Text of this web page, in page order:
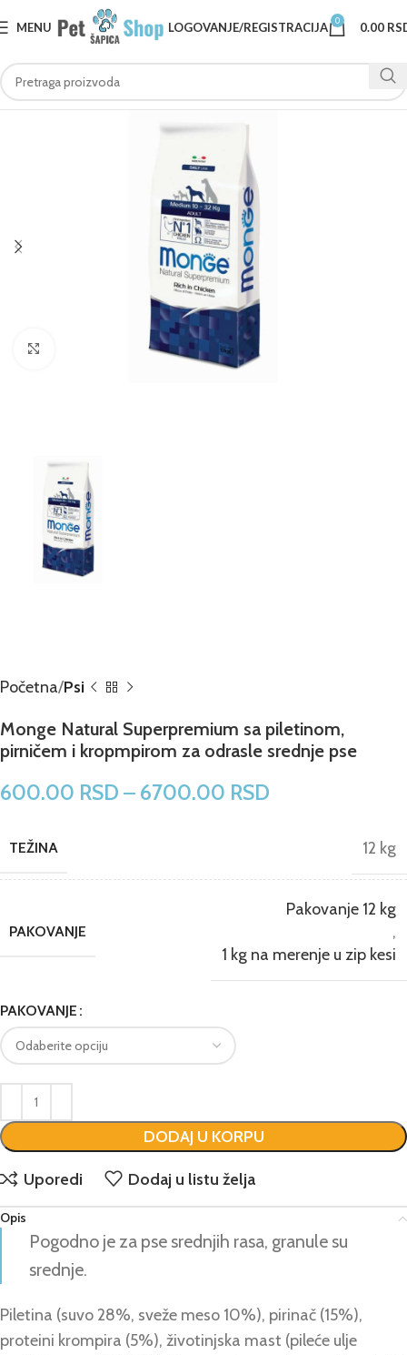
MENU LOGOVANJE/REGISTRACIJA 0 0.00
Klknite da uvećate
Početna Psi
Monge Natural Superpremium sa piletinom,
pirničem i kropmpirom za odrasle srednje pse
600.00 RSD – 6700.00 RSD
TEŽINA 12 kg
PAKOVANJE
Pakovanje 12 kg
,
1 kg na merenje u zip kesi
PAKOVANJE
DODAJ U KORPU
Uporedi Dodaj u listu želja
Opis
Pogodno je za pse srednjih rasa, granule su
srednje.
Piletina (suvo 28%, sveže meso 10%), pirinač (15%),
proteini krompira (5%), životinjska mast (pileće ulje